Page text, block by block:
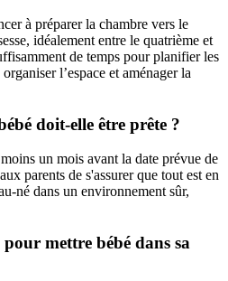
à préparer la chambre vers le
idéalement entre le quatrième et
de temps pour planifier les
l’espace et aménager la
doit-elle être prête ?
un mois avant la date prévue de
parents de s'assurer que tout est en
né dans un environnement sûr,
mettre bébé dans sa